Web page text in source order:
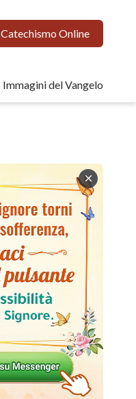
Catechismo Online
Immagini del Vangelo